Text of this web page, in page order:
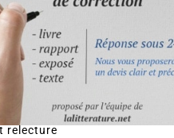
relecture